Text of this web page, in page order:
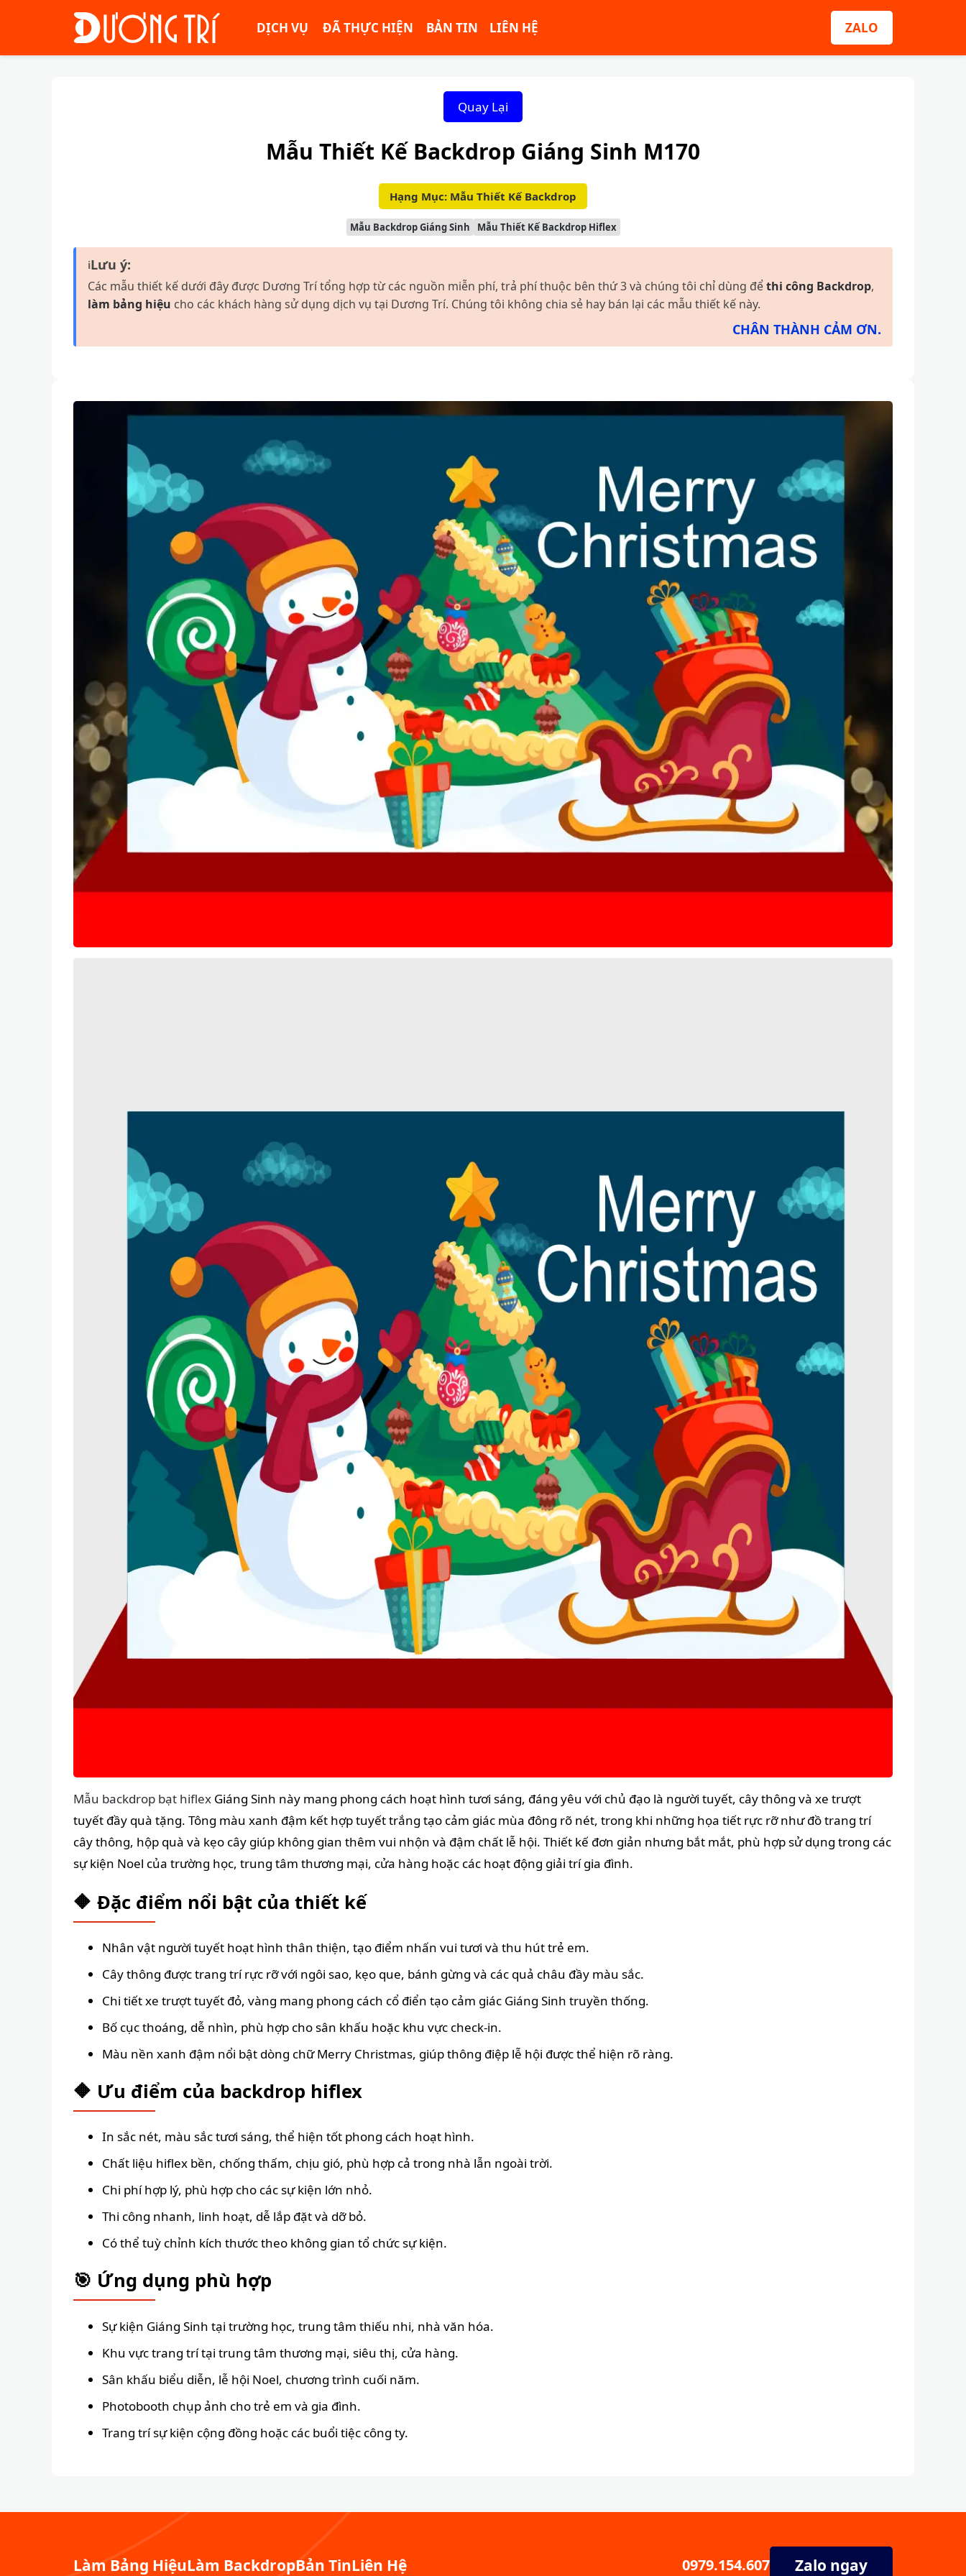
DỊCH VỤ ĐÃ THỰC HIỆN BẢN TIN LIÊN HỆ ZALO
Quay Lại
Mẫu Thiết Kế Backdrop Giáng Sinh M170
Hạng Mục: Mẫu Thiết Kế Backdrop
Mẫu Backdrop Giáng Sinh Mẫu Thiết Kế Backdrop Hiflex
ℹLưu ý:
Các mẫu thiết kế dưới đây được Dương Trí tổng hợp từ các nguồn miễn phí, trả phí thuộc bên thứ 3 và chúng tôi chỉ dùng đểthi công Backdrop,
làm bảng hiệu cho các khách hàng sử dụng dịch vụ tại Dương Trí. Chúng tôi không chia sẻ hay bán lại các mẫu thiết kế này.
CHÂN THÀNH CẢM ƠN.
Mẫu backdrop bạt hiflex Giáng Sinh này mang phong cách hoạt hình tươi sáng, đáng yêu với chủ đạo là người tuyết, cây thông và xe trượt
tuyết đầy quà tặng. Tông màu xanh đậm kết hợp tuyết trắng tạo cảm giác mùa đông rõ nét, trong khi những họa tiết rực rỡ như đồ trang trí
cây thông, hộp quà và kẹo cây giúp không gian thêm vui nhộn và đậm chất lễ hội. Thiết kế đơn giản nhưng bắt mắt, phù hợp sử dụng trong các
sự kiện Noel của trường học, trung tâm thương mại, cửa hàng hoặc các hoạt động giải trí gia đình.
🔶 Đặc điểm nổi bật của thiết kế
Nhân vật người tuyết hoạt hình thân thiện, tạo điểm nhấn vui tươi và thu hút trẻ em.
Cây thông được trang trí rực rỡ với ngôi sao, kẹo que, bánh gừng và các quả châu đầy màu sắc.
Chi tiết xe trượt tuyết đỏ, vàng mang phong cách cổ điển tạo cảm giác Giáng Sinh truyền thống.
Bố cục thoáng, dễ nhìn, phù hợp cho sân khấu hoặc khu vực check-in.
Màu nền xanh đậm nổi bật dòng chữ Merry Christmas, giúp thông điệp lễ hội được thể hiện rõ ràng.
🔶 Ưu điểm của backdrop hiflex
In sắc nét, màu sắc tươi sáng, thể hiện tốt phong cách hoạt hình.
Chất liệu hiflex bền, chống thấm, chịu gió, phù hợp cả trong nhà lẫn ngoài trời.
Chi phí hợp lý, phù hợp cho các sự kiện lớn nhỏ.
Thi công nhanh, linh hoạt, dễ lắp đặt và dỡ bỏ.
Có thể tuỳ chỉnh kích thước theo không gian tổ chức sự kiện.
🎯 Ứng dụng phù hợp
Sự kiện Giáng Sinh tại trường học, trung tâm thiếu nhi, nhà văn hóa.
Khu vực trang trí tại trung tâm thương mại, siêu thị, cửa hàng.
Sân khấu biểu diễn, lễ hội Noel, chương trình cuối năm.
Photobooth chụp ảnh cho trẻ em và gia đình.
Trang trí sự kiện cộng đồng hoặc các buổi tiệc công ty.
Làm Bảng HiệuLàm BackdropBản TinLiên Hệ 0979.154.607 Zalo ngay